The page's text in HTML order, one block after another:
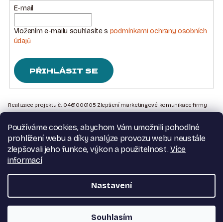
Používáme cookies, abychom Vám umožnili pohodlné
prohlížení webu a díky analýze provozu webu neustále
zlepšovali jeho funkce, výkon a použitelnost.Více
informací
Nastavení
Souhlasím
E-mail
Vložením e-mailu souhlasíte s podmínkami ochrany osobních
údajů
PŘIHLÁSIT SE
Á
P
A
T
Realizace projektu č. 0461000105 Zlepšení marketingové komunikace firmy
Kontakt na nás
Obchodní podmínky
Podmínky ochrany osobních údajů
Moje objednávka